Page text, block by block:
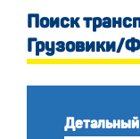
Поиск
Грузовики/
Детальный